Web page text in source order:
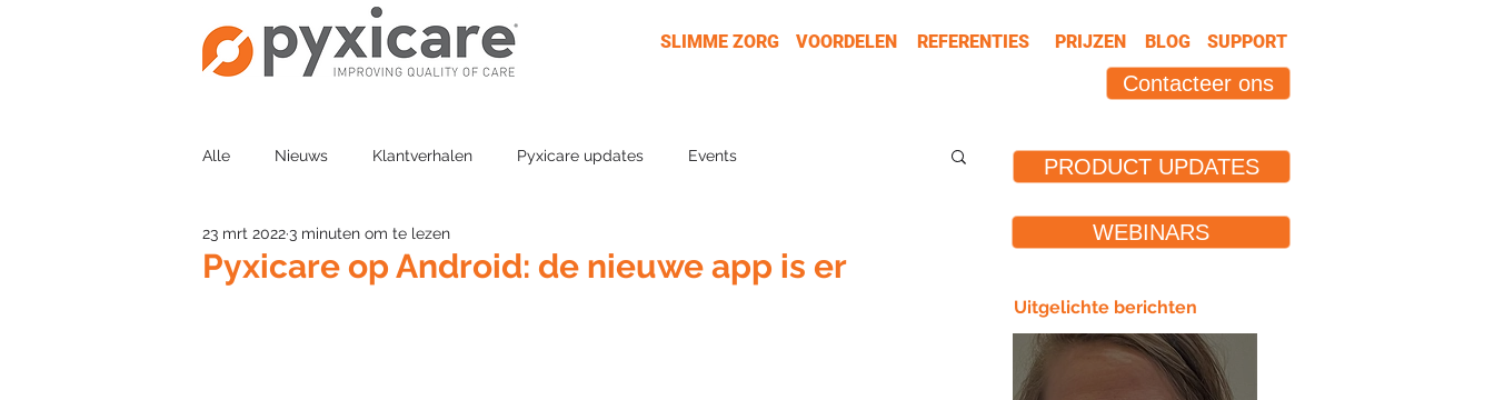
SLIMME ZORG VOORDELEN REFERENTIES PRIJZEN BLOG SUPPORT
Contacteer ons
Alle Nieuws Klantverhalen Pyxicare updates Events
Pyxicare op Android: de nieuwe app is er
23 mrt 20223 minuten om te lezen
PRODUCT UPDATES
WEBINARS
Uitgelichte berichten